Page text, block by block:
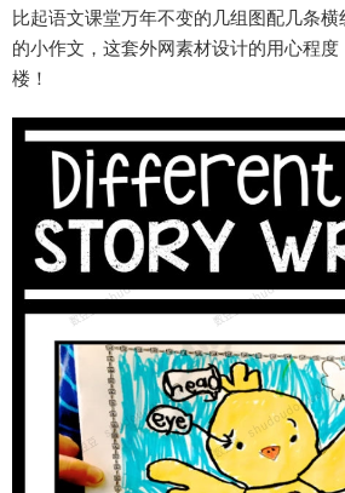
比起语文课堂万年不变的几组图配几条
的小作文，这套外网素材设计的用心程
楼！